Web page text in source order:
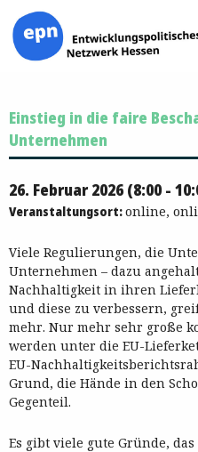
Inhalt
springen
Einstieg in die faire
Unternehmen
26. Februar 2026 (8:00 -
Veranstaltungsort:online,
Viele Regulierungen, die
Unternehmen – dazu
Nachhaltigkeit in ihren
und diese zu verbessern,
mehr. Nur mehr sehr große
werden unter die EU-
EU-
Grund, die Hände in den
Gegenteil.
Es gibt viele gute Gründe,